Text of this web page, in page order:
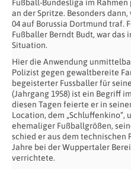
Fußball-Bundesliga im
an der Spritze. Besonders
04 auf Borussia Dortmund traf.
Fußballer Berndt Budt, war das
Situation.
Hier die Anwendung
Polizist gegen gewaltbereite
begeisterter Fussballer für
(Jahrgang 1958) ist ein Begriff
diesen Tagen feierte er in
Location, dem
ehemaliger Fußballgrößen,
schied er aus dem technischen
Jahre bei der Wuppertaler
verrichtete.